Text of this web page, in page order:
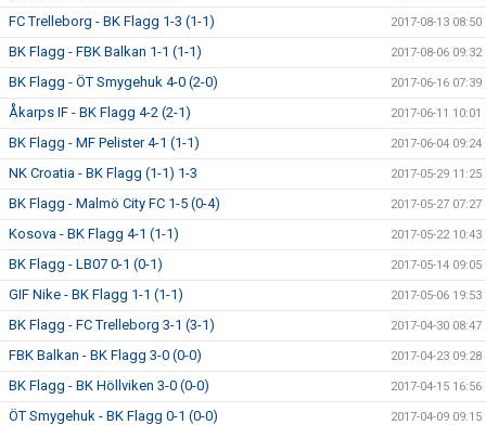
FC Trelleborg - BK Flagg 1-3 (1-1) 2017-08-13 08:50
BK Flagg - FBK Balkan 1-1 (1-1) 2017-08-06 09:32
BK Flagg - ÖT Smygehuk 4-0 (2-0) 2017-06-16 07:39
Åkarps IF - BK Flagg 4-2 (2-1) 2017-06-11 10:01
BK Flagg - MF Pelister 4-1 (1-1) 2017-06-04 09:24
NK Croatia - BK Flagg (1-1) 1-3 2017-05-29 11:25
BK Flagg - Malmö City FC 1-5 (0-4) 2017-05-27 07:27
Kosova - BK Flagg 4-1 (1-1) 2017-05-22 10:43
BK Flagg - LB07 0-1 (0-1) 2017-05-14 09:05
GIF Nike - BK Flagg 1-1 (1-1) 2017-05-06 19:53
BK Flagg - FC Trelleborg 3-1 (3-1) 2017-04-30 08:47
FBK Balkan - BK Flagg 3-0 (0-0) 2017-04-23 09:28
BK Flagg - BK Höllviken 3-0 (0-0) 2017-04-15 16:56
ÖT Smygehuk - BK Flagg 0-1 (0-0) 2017-04-09 09:15